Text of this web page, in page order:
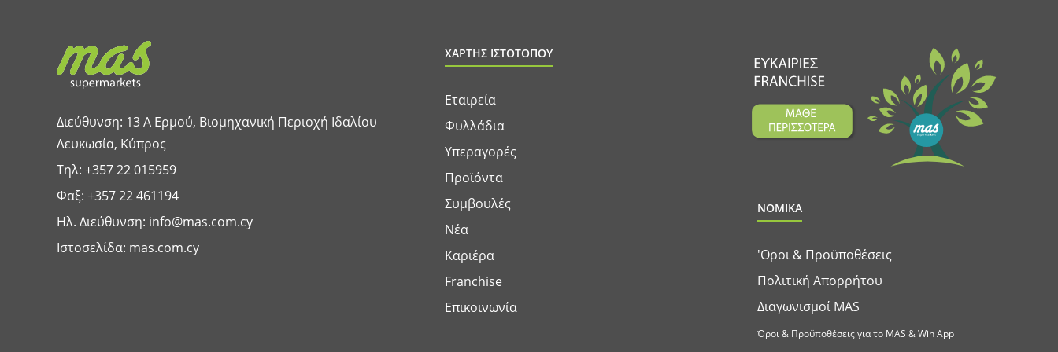
Διεύθυνση: 13 A Ερμού, Βιομηχανική Περιοχή Ιδαλίου
Λευκωσία, Κύπρος
Τηλ: +357 22 015959
Φαξ: +357 22 461194
Ηλ. Διεύθυνση: info@mas.com.cy
Ιστοσελίδα: mas.com.cy
ΧΑΡΤΗΣ ΙΣΤΟΤΟΠΟΥ
Εταιρεία
Φυλλάδια
Υπεραγορές
Προϊόντα
Συμβουλές
Νέα
Καριέρα
Franchise
Επικοινωνία
ΝΟΜΙΚΑ
'Οροι & Προϋποθέσεις
Πολιτική Απορρήτου
Διαγωνισμοί MAS
Όροι & Προϋποθέσεις για το MAS & Win App